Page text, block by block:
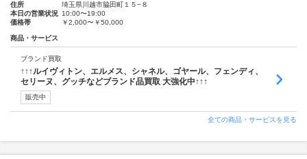
住所
埼玉県川越市脇田町１５−８
本日の営業状況 10:00〜19:00
価格帯
￥2,000〜￥50,000
商品・サービス
ブランド買取
↑↑↑ルイヴィトン、エルメス、シャネル、ゴヤール、フェンディ、
セリーヌ、グッチなどブランド品買取 大強化中↑↑↑
販売中
全ての商品・サービスを見る